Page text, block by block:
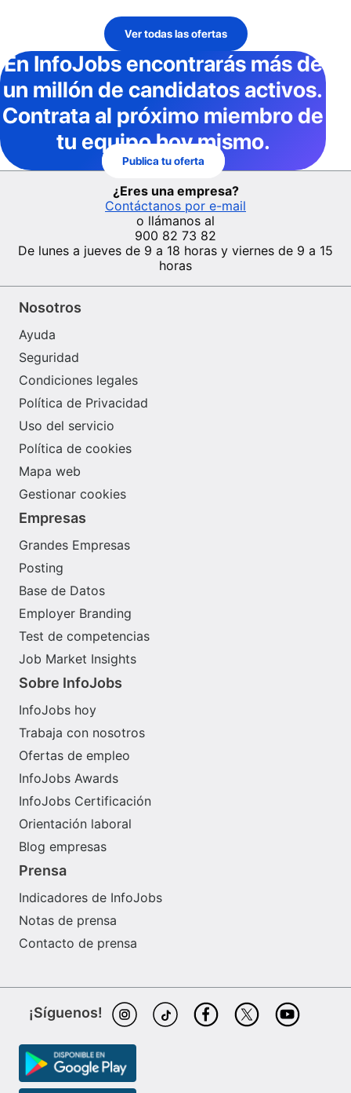
Ver todas las ofertas
En InfoJobsencontrarás más de
un millón de candidatos activos.
Contrata al próximo miembro de
tu equipo hoy mismo.
Publica tu oferta
¿Eres una empresa?
Contáctanos por e-mail
o llámanos al
900 82 73 82
De lunes a jueves de 9 a 18 horas y viernes de 9 a 15
horas
Nosotros
Ayuda
Seguridad
Condiciones legales
Política de Privacidad
Uso del servicio
Política de cookies
Mapa web
Gestionar cookies
Empresas
Grandes Empresas
Posting
Base de Datos
Employer Branding
Test de competencias
Job Market Insights
Sobre InfoJobs
InfoJobs hoy
Trabaja con nosotros
Ofertas de empleo
InfoJobs Awards
InfoJobs Certificación
Orientación laboral
Blog empresas
Prensa
Indicadores de InfoJobs
Notas de prensa
Contacto de prensa
¡Síguenos!